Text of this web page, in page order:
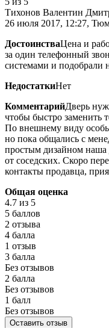
Тихонов Валентин
26 июля 2017, 12:27,
ДостоинстваЦена и
за один телефонный
системами и подобрали
НедостаткиНет
КомментарийДверь
чтобы быстро заменить
По внешнему виду
но пока общались с
простым дизайном наша
от соседских. Скоро
контакты продавца,
Общая оценка
4.7 из 5
5 баллов
2 отзыва
4 балла
1 отзыв
3 балла
Без отзывов
2 балла
Без отзывов
1 балл
Без отзывов
Оставить отзыв